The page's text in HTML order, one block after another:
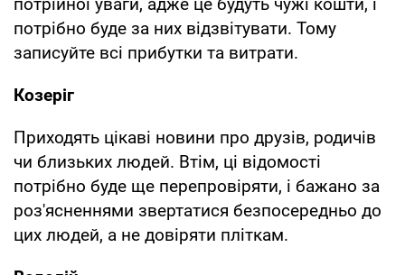
потрібно буде за них відзвітувати. Тому
записуйте всі прибутки та витрати.
Козеріг
Приходять цікаві новини про друзів, родичів
чи близьких людей. Втім, ці відомості
потрібно буде ще перепровіряти, і бажано за
роз'ясненнями звертатися безпосередньо до
цих людей, а не довіряти пліткам.